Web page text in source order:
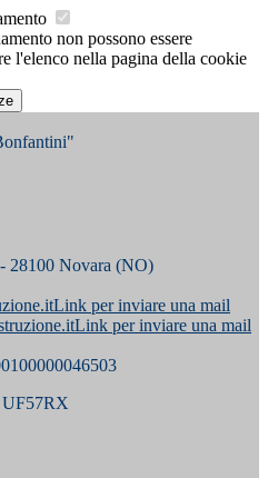
non possono essere
l'elenco nella pagina della cookie
28100 Novara (NO)
Link per inviare una mail
Link per inviare una mail